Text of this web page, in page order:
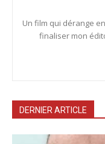
Un film qui dérange
finaliser mon
DERNIER ARTICLE